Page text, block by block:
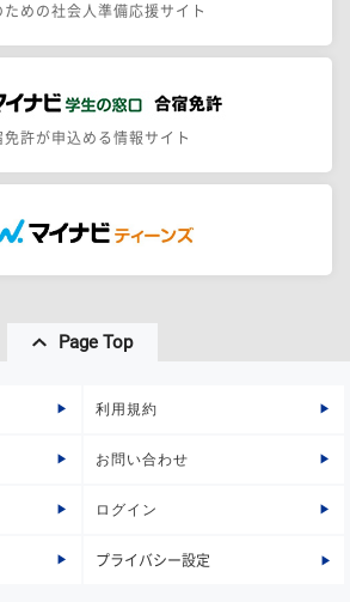
ための社会人準備応援サイト
免許が申込める情報サイト
Page Top
利用規約
お問い合わせ
ログイン
プライバシー設定